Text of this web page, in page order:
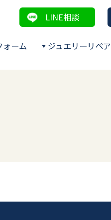
LINE相談
ォーム ジュエリーリペア